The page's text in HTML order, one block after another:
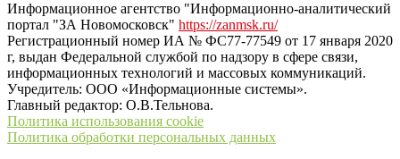
Информационное агентство "Информационно-аналитический
портал "ЗА Новомосковск" https://zanmsk.ru/
Регистрационный номер ИА № ФС77-77549 от 17 января 2020
г, выдан Федеральной службой по надзору в сфере связи,
информационных технологий и массовых коммуникаций.
Учредитель: ООО «Информационные системы».
Главный редактор: О.В.Тельнова.
Политика использования cookie
Политика обработки персональных данных